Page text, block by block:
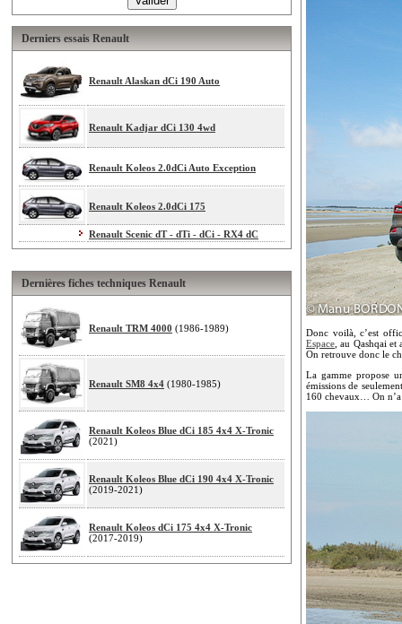
Derniers essais Renault
Renault Alaskan dCi 190 Auto
Renault Kadjar dCi 130 4wd
Renault Koleos 2.0dCi Auto Exception
Renault Koleos 2.0dCi 175
Renault Scenic dT - dTi - dCi - RX4 dC
Dernières fiches techniques Renault
Renault TRM 4000 (1986-1989)
Renault SM8 4x4 (1980-1985)
Renault Koleos Blue dCi 185 4x4 X-Tronic
(2021)
Renault Koleos Blue dCi 190 4x4 X-Tronic
(2019-2021)
Renault Koleos dCi 175 4x4 X-Tronic
(2017-2019)
Donc voilà, c’est
Espace , au Qashqai
On retrouve donc le
La gamme propose
émissions de
160 chevaux… On